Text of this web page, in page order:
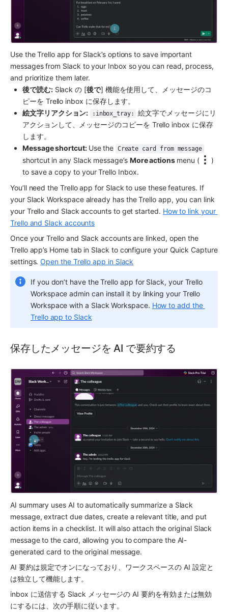
Use the Trello app for Slack’s options to save important
messages from Slack to your Inbox so you can read, process,
and prioritize them later.
後で読む: Slack の [後で] 機能を使用して、メッセージのコ
ピーを Trello inbox に保存します。
絵文字リアクション:
:inbox_tray:
絵文字でメッセージにリ
アクションして、メッセージのコピーを Trello inbox に保存
します。
Message shortcut: Use the Create card from message
shortcut in any Slack message’s More actions menu (
)
to save a copy to your Trello Inbox.
You’ll need the Trello app for Slack to use these features. If
your Slack Workspace already has the Trello app, you can link
your Trello and Slack accounts to get started. How to link your
Trello and Slack accounts
Once your Trello and Slack accounts are linked, open the
Trello app’s Home tab in Slack to configure your Quick Capture
settings. Open the Trello app in Slack
If you don’t have the Trello app for Slack, your Trello
Workspace admin can install it by linking your Trello
Workspace with a Slack Workspace. How to add the
Trello app to Slack
保存したメッセージを AI で要約する
AI summary uses AI to automatically summarize a Slack
message, extract due dates, create a relevant title, and put
action items in a checklist. It will also attach the original Slack
message to the card, allowing you to compare the AI-
generated card to the original message.
AI 要約は規定でオンになっており、ワークスペースの AI 設定と
は独立して機能します。
inbox に送信する Slack メッセージの AI 要約を有効または無効
にするには、次の手順に従います。